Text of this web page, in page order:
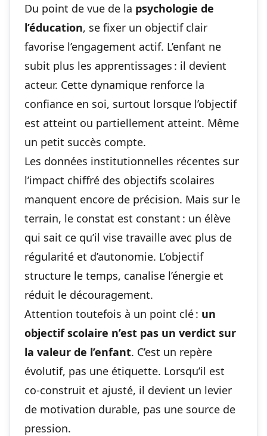
Du point de vue de la psychologie de
l’éducation, se fixer un objectif clair
favorise l’engagement actif. L’enfant ne
subit plus les apprentissages : il devient
acteur. Cette dynamique renforce la
confiance en soi, surtout lorsque l’objectif
est atteint ou partiellement atteint. Même
un petit succès compte.
Les données institutionnelles récentes sur
l’impact chiffré des objectifs scolaires
manquent encore de précision. Mais sur le
terrain, le constat est constant : un élève
qui sait ce qu’il vise travaille avec plus de
régularité et d’autonomie. L’objectif
structure le temps, canalise l’énergie et
réduit le découragement.
Attention toutefois à un point clé : un
objectif scolaire n’est pas un verdict sur
la valeur de l’enfant. C’est un repère
évolutif, pas une étiquette. Lorsqu’il est
co-construit et ajusté, il devient un levier
de motivation durable, pas une source de
pression.